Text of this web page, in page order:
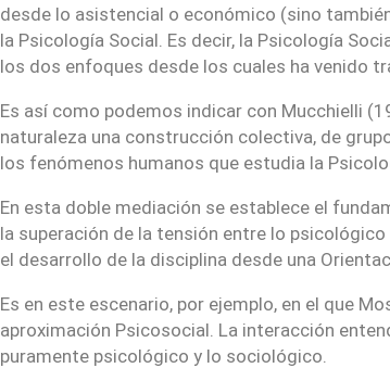
desde lo asistencial o económico (sino
la Psicología Social. Es decir, la Psicología
los dos enfoques desde los cuales ha venido
Es así como podemos indicar con Mucchielli
naturaleza una construcción colectiva, de
los fenómenos humanos que estudia la
En esta doble mediación se establece el
la superación de la tensión entre lo
el desarrollo de la disciplina desde una
Es en este escenario, por ejemplo, en el que
aproximación Psicosocial. La interacción
puramente psicológico y lo sociológico.